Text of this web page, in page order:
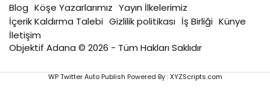
Blog Köşe Yazarlarımız Yayın İlkelerimiz
İçerik Kaldırma Talebi Gizlilik politikası İş Birliği Künye
İletişim
Objektif Adana © 2026 - Tüm Hakları Saklıdır
WP Twitter Auto Publish Powered By :XYZScripts.com